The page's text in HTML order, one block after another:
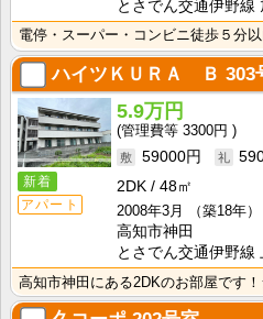
とさでん交通伊野線
ハイツＫＵＲＡ Ｂ 303
新着
アパート
5.9万円
3300円
59000円
2DK
48㎡
2008年3月
（築18年）
高知市神田
とさでん交通伊野線